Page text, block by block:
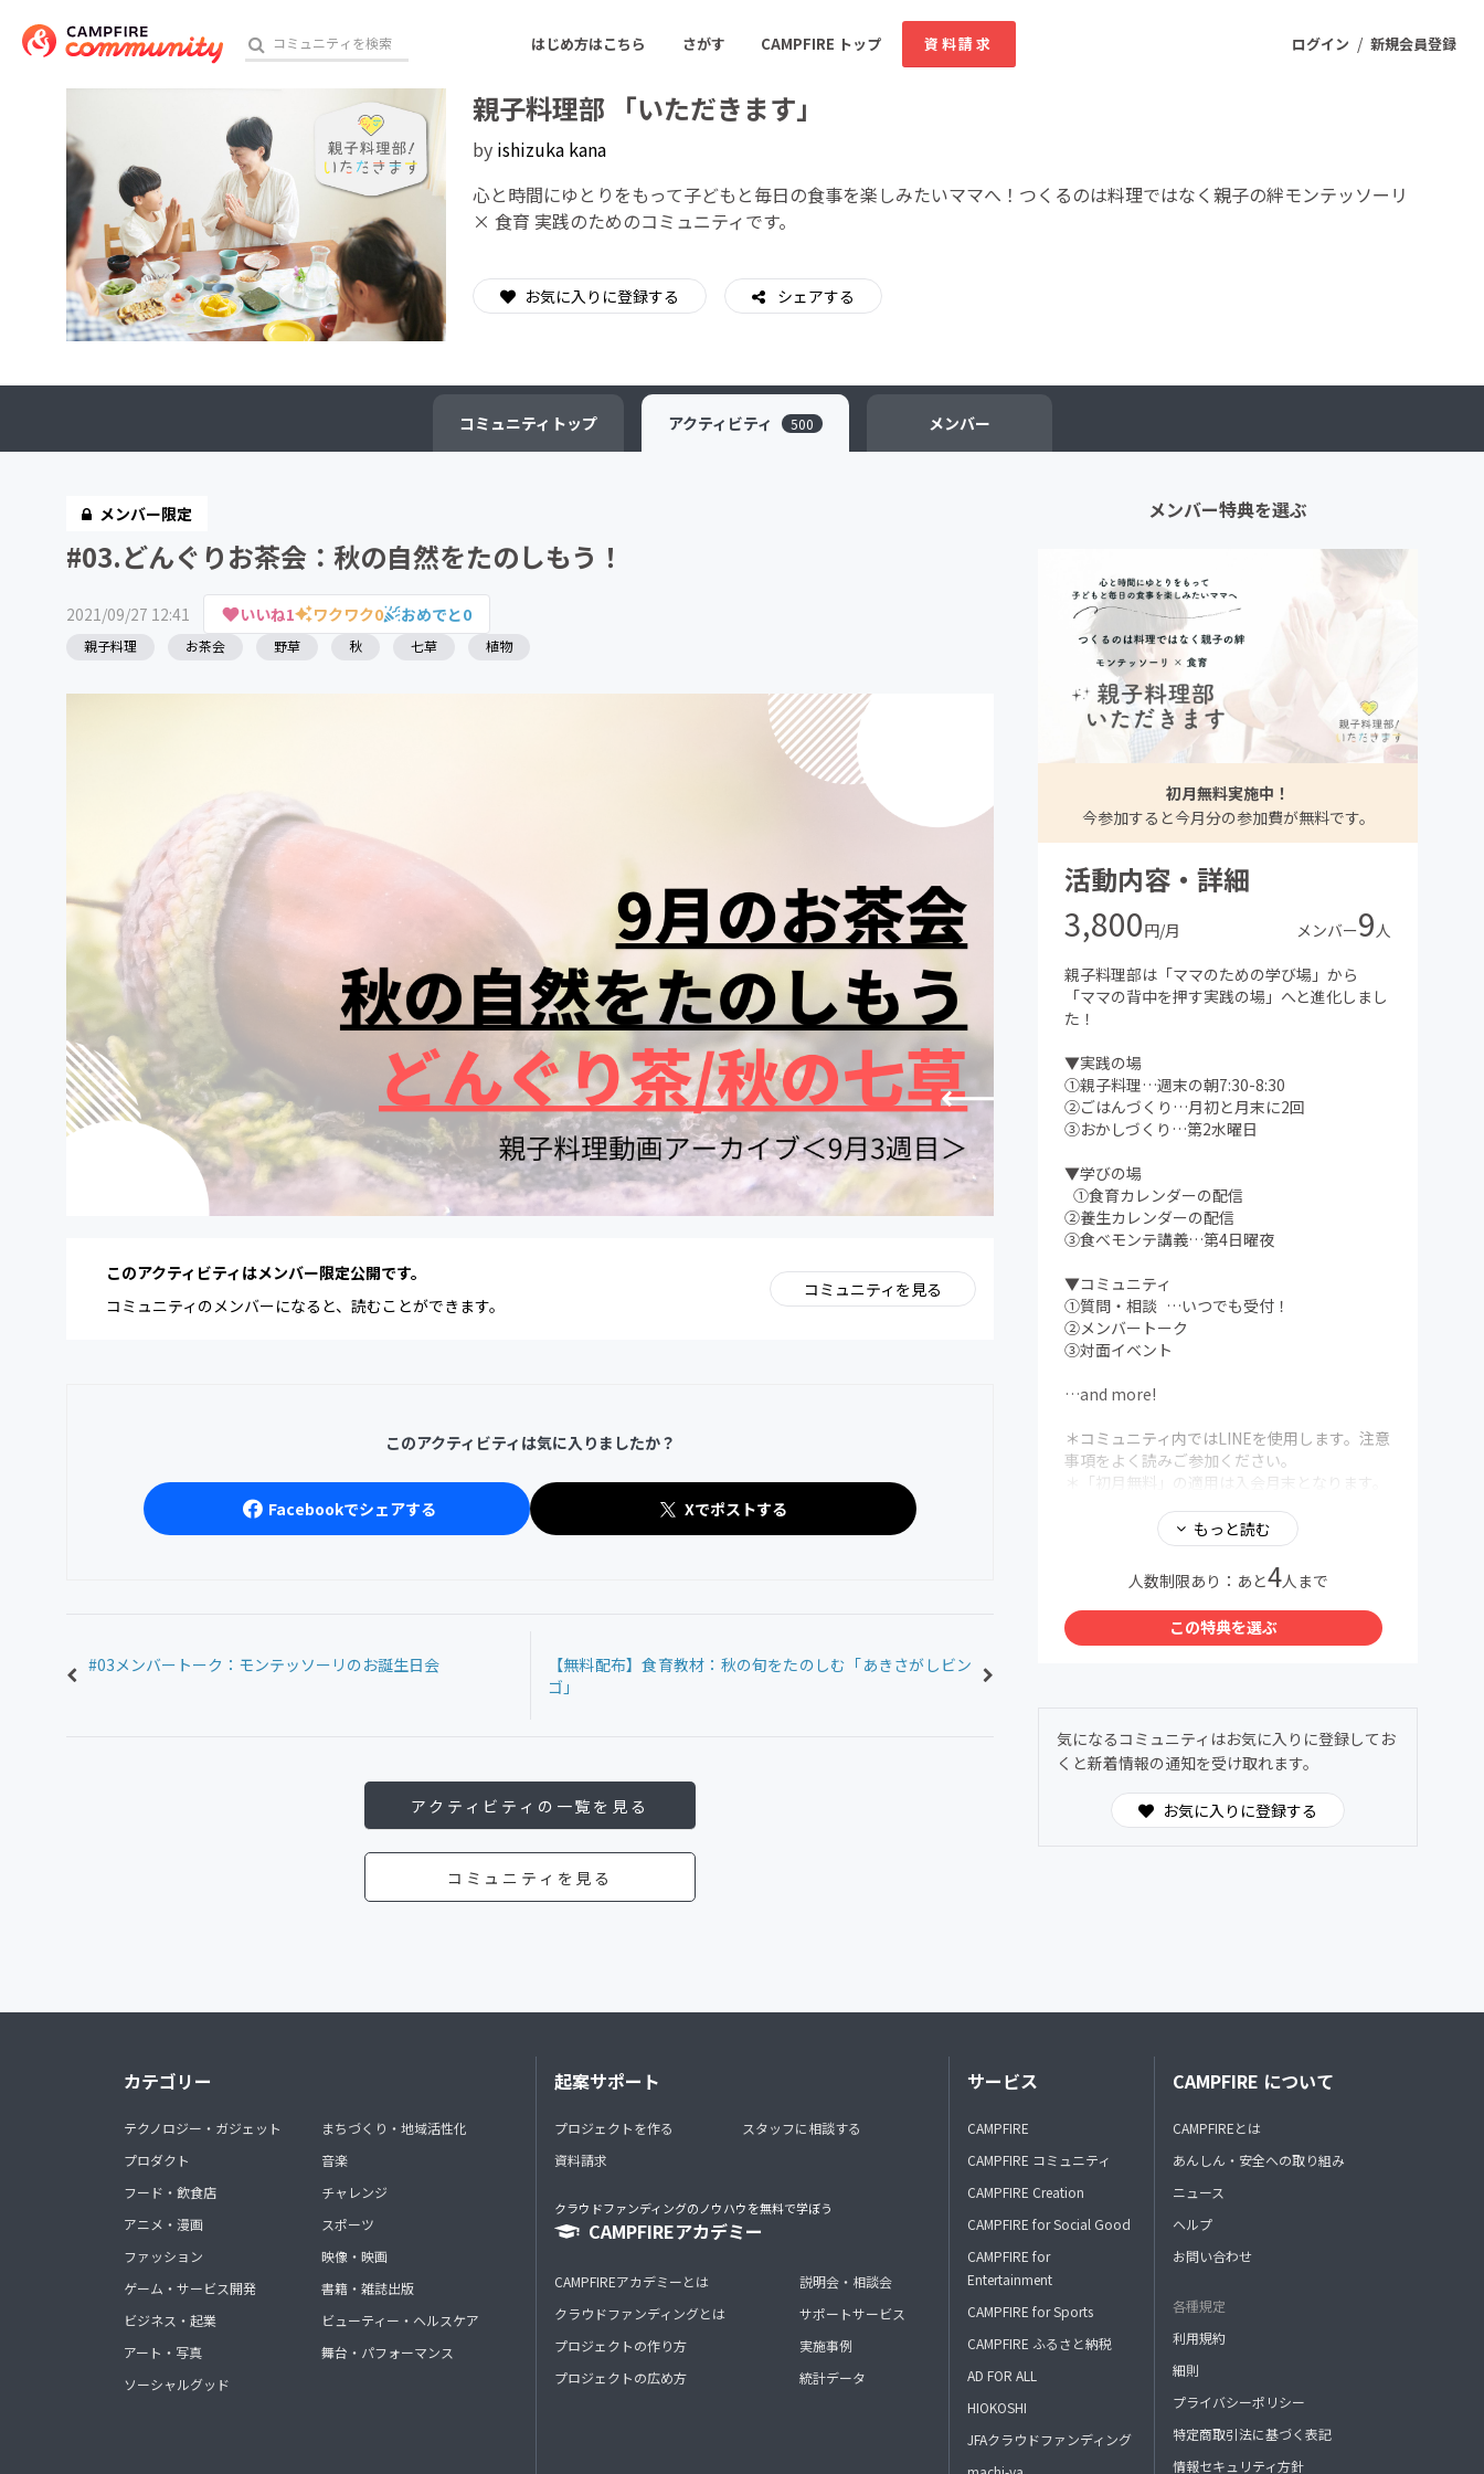
ログイン / 新規会員登録
はじめ方はこちら さがす CAMPFIRE トップ 資料請求
おすすめのコミュニティ 人気のコミュニティ 新着のコミュニティ
アート・写真
テクノロジー・ガジェット
ゲーム・サービス開発 フード・飲食店
ソーシャルグッド ビューティー・ヘルスケア
チャレンジ
親子料理部 「いただきます」
by ishizuka kana
心と時間にゆとりをもって子どもと毎日の食事を楽しみたいママへ！つくるのは料理ではなく親子の絆モンテッソーリ
× 食育 実践のためのコミュニティです。
お気に入りに登録する シェアする
コミュニティ トップ アクティビティ 500 メンバー
メンバー限定
#03.どんぐりお茶会：秋の自然をたのしもう！
2021/09/27 12:41 いいね1 ワクワク0 おめでと0
親子料理 お茶会 野草 秋 七草 植物
このアクティビティはメンバー限定公開です。
コミュニティのメンバーになると、読むことができます。
コミュニティを見る
このアクティビティは気に入りましたか？
Facebookでシェアする Xでポストする
#03メンバートーク：モンテッソーリのお誕生日会
【無料配布】食育教材：秋の旬をたのしむ「あきさがしビン
ゴ」
アクティビティの一覧を見る
コミュニティを見る
メンバー特典を選ぶ
初月無料実施中！
今参加すると今月分の参加費が無料です。
活動内容・詳細
3,800円/月 メンバー9 人
親子料理部は「ママのための学び場」から
「ママの背中を押す実践の場」へと進化しまし
た！
▼実践の場
①親子料理…週末の朝7:30-8:30
②ごはんづくり…月初と月末に2回
③おかしづくり…第2水曜日
▼学びの場
①食育カレンダーの配信
②養生カレンダーの配信
③食べモンテ講義…第4日曜夜
▼コミュニティ
①質問・相談 …いつでも受付！
②メンバートーク
③対面イベント
…and more!
＊コミュニティ内ではLINEを使用します。注意
事項をよく読みご参加ください。
＊「初月無料」の適用は入会月末となります。
＊不明点は親子料理部事務局までお気軽にお問
い合わせください
親子料理部事務局公式LINE
https://lin.ee/GnmnXQs
＜この特典を選ぶ＞をタップすると参加手続き
もっと読む
人数制限あり：あと4人まで
この特典を選ぶ
気になるコミュニティはお気に入りに登録してお
くと新着情報の通知を受け取れます。
お気に入りに登録する
カテゴリー
テクノロジー・ガジェット
プロダクト
フード・飲食店
アニメ・漫画
ファッション
ゲーム・サービス開発
ビジネス・起業
アート・写真
ソーシャルグッド
まちづくり・地域活性化
音楽
チャレンジ
スポーツ
映像・映画
書籍・雑誌出版
ビューティー・ヘルスケア
舞台・パフォーマンス
起案サポート
プロジェクトを作る
資料請求
スタッフに相談する
クラウドファンディングのノウハウを無料で学ぼう
CAMPFIREアカデミー
CAMPFIREアカデミーとは
クラウドファンディングとは
プロジェクトの作り方
プロジェクトの広め方
説明会・相談会
サポートサービス
実施事例
統計データ
サービス
CAMPFIRE
CAMPFIRE コミュニティ
CAMPFIRE Creation
CAMPFIRE for Social Good
CAMPFIRE for
Entertainment
CAMPFIRE for Sports
CAMPFIRE ふるさと納税
AD FOR ALL
HIOKOSHI
JFAクラウドファンディング
CAMPFIRE について
CAMPFIREとは
あんしん・安全への取り組み
ニュース
ヘルプ
お問い合わせ
各種規定
利用規約
細則
プライバシーポリシー
特定商取引法に基づく表記
情報セキュリティ方針